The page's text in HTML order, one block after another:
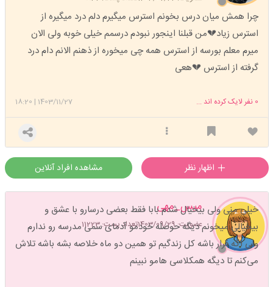
چرا همش میان درس بخونم استرس میگیرم دلم درد میگیره از
استرس زیاد💔من قبلنا اینجور نبودم درسمم خیلی خوبه ولی الان
میرم معلم بورسه از استرس همه چی میخوره از ذهنم الانم دام درد
گرفته از استرس 💔هعی
1403/11/27
|
18:20 0 نفر لایک کرده اند ...
مشاهده افراد آنلاین
میس_مهی
عضویت: 1403/09/29 تعداد پست: 11223
خیلی منی ولی بیخیال شدم بابا فقط بعضی درسارو با عشق و
بیخیالی میخونم دیگه حوصله خودمو آدمای سمی مدرسه رو ندارم
ولی اگه قرار باشه کل زندگیم تو همین دو ماه خلاصه بشه باشه تلاش
می‌کنم تا دیگه همکلاسی هامو نبینم